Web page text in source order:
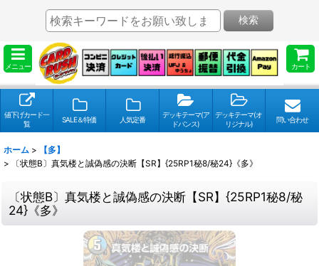
メニュー カート
検索
値下げカード一
覧
SALE＆特価 人気定番
デッキテーマ(ア
ドバンス)
デッキテーマ(オ
リジナル)
問い合わせ
ホーム >
【多】
>
〔状態B〕真気楼と誠偽感の決断【SR】{25RP1秘8/秘24}《多》
〔状態B〕真気楼と誠偽感の決断【SR】{25RP1秘8/秘
24}《多》